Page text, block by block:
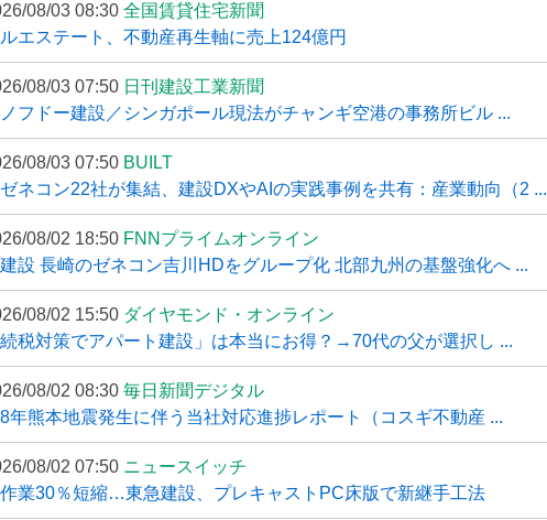
08/03 08:30 全国賃貸住宅新聞
エステート、不動産再生軸に売上124億円
08/03 07:50 日刊建設工業新聞
フドー建設／シンガポール現法がチャンギ空港の事務所ビル ...
08/03 07:50 BUILT
ネコン22社が集結、建設DXやAIの実践事例を共有：産業動向（2 ...
08/02 18:50 FNNプライムオンライン
設 長崎のゼネコン吉川HDをグループ化 北部九州の基盤強化へ ...
08/02 15:50 ダイヤモンド・オンライン
続税対策でアパート建設」は本当にお得？→70代の父が選択し ...
08/02 08:30 毎日新聞デジタル
年熊本地震発生に伴う当社対応進捗レポート（コスギ不動産 ...
08/02 07:50 ニュースイッチ
業30％短縮…東急建設、プレキャストPC床版で新継手工法